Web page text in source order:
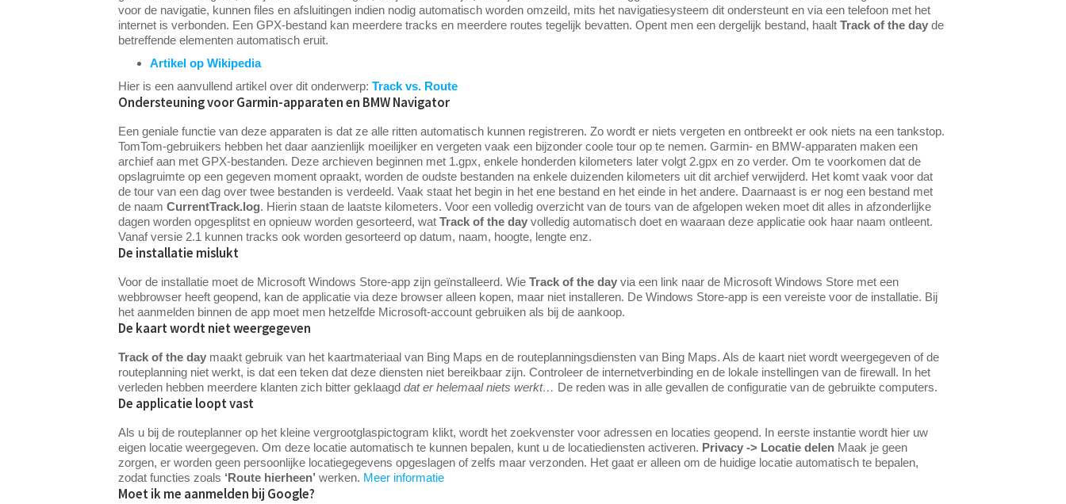
voor de navigatie, kunnen files en afsluitingen indien nodig automatisch worden omzeild, mits het navigatiesysteem dit ondersteunt en via een telefoon met het
internet is verbonden. Een GPX-bestand kan meerdere tracks en meerdere routes tegelijk bevatten. Opent men een dergelijk bestand, haaltTrack of the day de
betreffende elementen automatisch eruit.
Artikel op Wikipedia
Hier is een aanvullend artikel over dit onderwerp:Track vs. Route
Ondersteuning voor Garmin-apparaten en BMW Navigator
Een geniale functie van deze apparaten is dat ze alle ritten automatisch kunnen registreren. Zo wordt er niets vergeten en ontbreekt er ook niets na een tankstop.
TomTom-gebruikers hebben het daar aanzienlijk moeilijker en vergeten vaak een bijzonder coole tour op te nemen. Garmin- en BMW-apparaten maken een
archief aan met GPX-bestanden. Deze archieven beginnen met 1.gpx, enkele honderden kilometers later volgt 2.gpx en zo verder. Om te voorkomen dat de
opslagruimte op een gegeven moment opraakt, worden de oudste bestanden na enkele duizenden kilometers uit dit archief verwijderd. Het komt vaak voor dat
de tour van een dag over twee bestanden is verdeeld. Vaak staat het begin in het ene bestand en het einde in het andere. Daarnaast is er nog een bestand met
de naamCurrentTrack.log. Hierin staan de laatste kilometers. Voor een volledig overzicht van de tours van de afgelopen weken moet dit alles in afzonderlijke
dagen worden opgesplitst en opnieuw worden gesorteerd, watTrack of the day volledig automatisch doet en waaraan deze applicatie ook haar naam ontleent.
Vanaf versie 2.1 kunnen tracks ook worden gesorteerd op datum, naam, hoogte, lengte enz.
De installatie mislukt
Voor de installatie moet de Microsoft Windows Store-app zijn geïnstalleerd. WieTrack of the day via een link naar de Microsoft Windows Store met een
webbrowser heeft geopend, kan de applicatie via deze browser alleen kopen, maar niet installeren. De Windows Store-app is een vereiste voor de installatie. Bij
het aanmelden binnen de app moet men hetzelfde Microsoft-account gebruiken als bij de aankoop.
De kaart wordt niet weergegeven
Track of the day maakt gebruik van het kaartmateriaal van Bing Maps en de routeplanningsdiensten van Bing Maps. Als de kaart niet wordt weergegeven of de
routeplanning niet werkt, is dat een teken dat deze diensten niet bereikbaar zijn. Controleer de internetverbinding en de lokale instellingen van de firewall. In het
verleden hebben meerdere klanten zich bitter geklaagddat er helemaal niets werkt… De reden was in alle gevallen de configuratie van de gebruikte computers.
De applicatie loopt vast
Als u bij de routeplanner op het kleine vergrootglaspictogram klikt, wordt het zoekvenster voor adressen en locaties geopend. In eerste instantie wordt hier uw
eigen locatie weergegeven. Om deze locatie automatisch te kunnen bepalen, kunt u de locatiediensten activeren. Privacy -> Locatie delen Maak je geen
zorgen, er worden geen persoonlijke locatiegegevens opgeslagen of zelfs maar verzonden. Het gaat er alleen om de huidige locatie automatisch te bepalen,
zodat functies zoals ‘Route hierheen’ werken. Meer informatie
Moet ik me aanmelden bij Google?